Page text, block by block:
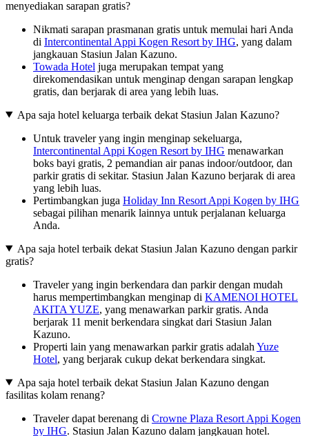
menyediakan sarapan gratis?
Nikmati sarapan prasmanan gratis untuk memulai hari Anda
di Intercontinental Appi Kogen Resort by IHG, yang dalam
jangkauan Stasiun Jalan Kazuno.
Towada Hotel juga merupakan tempat yang
direkomendasikan untuk menginap dengan sarapan lengkap
gratis, dan berjarak di area yang lebih luas.
Apa saja hotel keluarga terbaik dekat Stasiun Jalan Kazuno?
Untuk traveler yang ingin menginap sekeluarga,
Intercontinental Appi Kogen Resort by IHG menawarkan
boks bayi gratis, 2 pemandian air panas indoor/outdoor, dan
parkir gratis di sekitar. Stasiun Jalan Kazuno berjarak di area
yang lebih luas.
Pertimbangkan juga Holiday Inn Resort Appi Kogen by IHG
sebagai pilihan menarik lainnya untuk perjalanan keluarga
Anda.
Apa saja hotel terbaik dekat Stasiun Jalan Kazuno dengan parkir
gratis?
Traveler yang ingin berkendara dan parkir dengan mudah
harus mempertimbangkan menginap di KAMENOI HOTEL
AKITA YUZE, yang menawarkan parkir gratis. Anda
berjarak 11 menit berkendara singkat dari Stasiun Jalan
Kazuno.
Properti lain yang menawarkan parkir gratis adalah Yuze
Hotel, yang berjarak cukup dekat berkendara singkat.
Apa saja hotel terbaik dekat Stasiun Jalan Kazuno dengan
fasilitas kolam renang?
Traveler dapat berenang di Crowne Plaza Resort Appi Kogen
by IHG. Stasiun Jalan Kazuno dalam jangkauan hotel.